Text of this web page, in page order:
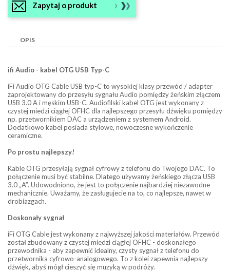
Zapytaj o produkt
OPIS
ifi Audio - kabel OTG USB Typ-C
iFi Audio OTG Cable USB typ-C to wysokiej klasy przewód / adapter
zaprojektowany do przesyłu sygnału Audio pomiędzy żeńskim złączem
USB 3.0 A i męskim USB-C. Audiofilski kabel OTG jest wykonany z
czystej miedzi ciągłej OFHC dla najlepszego przesyłu dźwięku pomiędzy
np. przetwornikiem DAC a urządzeniem z systemem Android.
Dodatkowo kabel posiada stylowe, nowoczesne wykończenie
ceramiczne.
Po prostu najlepszy!
Kable OTG przesyłają sygnał cyfrowy z telefonu do Twojego DAC. To
połączenie musi być stabilne. Dlatego używamy żeńskiego złącza USB
3.0 „A”. Udowodniono, że jest to połączenie najbardziej niezawodne
mechanicznie. Uważamy, że zasługujecie na to, co najlepsze, nawet w
drobiazgach.
Doskonały sygnał
iFi OTG Cable jest wykonany z najwyższej jakości materiałów. Przewód
został zbudowany z czystej miedzi ciągłej OFHC - doskonałego
przewodnika - aby zapewnić idealny, czysty sygnał z telefonu do
przetwornika cyfrowo-analogowego. To z kolei zapewnia najlepszy
dźwięk, abyś mógł cieszyć się muzyką w podróży.